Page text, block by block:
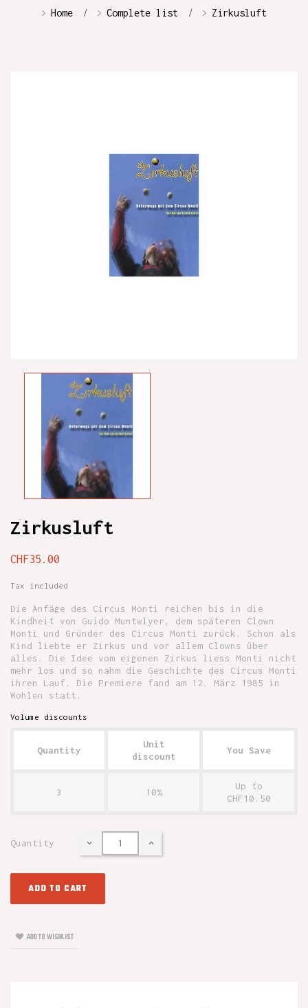
Home Complete list Zirkusluft
Zirkusluft
CHF35.00
Tax included
Die Anfäge des Circus Monti reichen bis in die
Kindheit von Guido Muntwlyer, dem späteren Clown
Monti und Gründer des Circus Monti zurück. Schon als
Kind liebte er Zirkus und vor allem Clowns über
alles. Die Idee vom eigenen Zirkus liess Monti nicht
mehr los und so nahm die Geschichte des Circus Monti
ihren Lauf. Die Premiere fand am 12. März 1985 in
Wohlen statt.
Volume discounts
Quantity
Unit
discount
You Save
3 10%
Up to
CHF10.50
Quantity
ADD TO CART
ADD TO WISHLIST